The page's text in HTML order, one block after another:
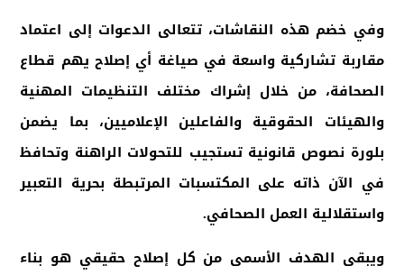
وفي خضم هذه النقاشات، تتعالى الدعوات إلى اعتماد
مقاربة تشاركية واسعة في صياغة أي إصلاح يهم قطاع
الصحافة، من خلال إشراك مختلف التنظيمات المهنية
والهيئات الحقوقية والفاعلين الإعلاميين، بما يضمن
بلورة نصوص قانونية تستجيب للتحولات الراهنة وتحافظ
في الآن ذاته على المكتسبات المرتبطة بحرية التعبير
واستقلالية العمل الصحافي.
ويبقى الهدف الأسمى من كل إصلاح حقيقي هو بناء